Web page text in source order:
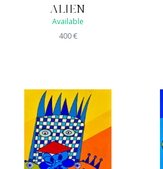
ALIEN
Available
400€